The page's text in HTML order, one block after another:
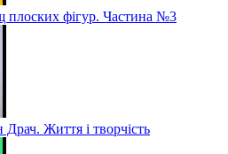
плоских фігур. Частина №3
Драч. Життя і творчість